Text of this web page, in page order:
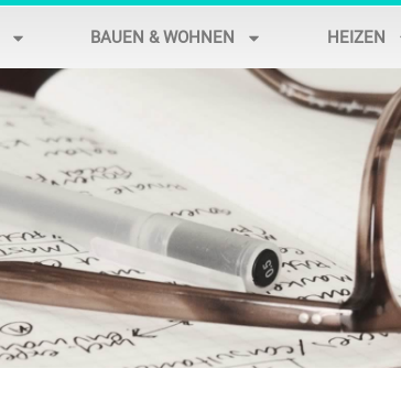
BAUEN & WOHNEN HEIZEN